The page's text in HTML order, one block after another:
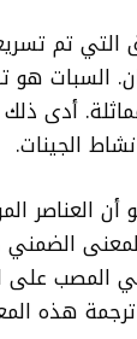
التي تم
السبات هو
أدى
الجينات.
العناصر
على
هذه